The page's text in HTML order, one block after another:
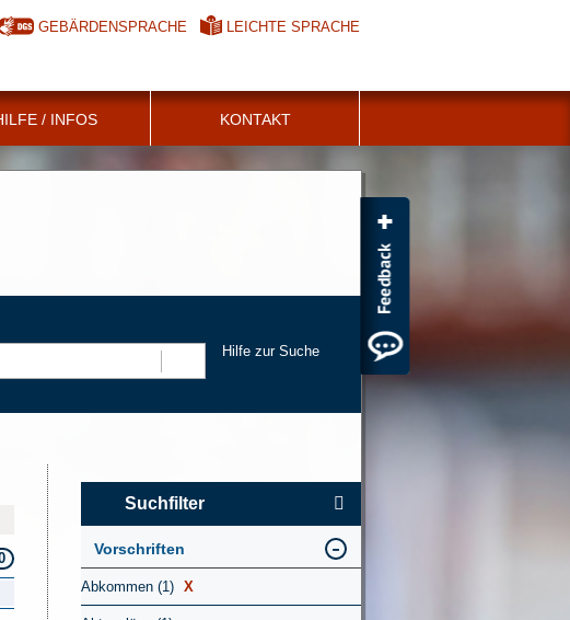
GEBÄRDENSPRACHE LEICHTE SPRACHE
/ INFOS KONTAKT
Hilfe zur Suche
Suchfilter
Vorschriften
Abkommen (1) X